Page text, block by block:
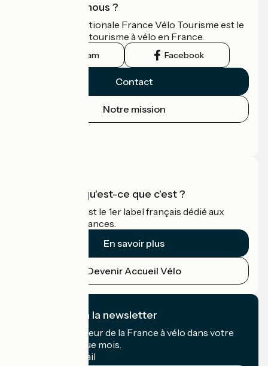
Qui sommes-nous ?
L'association nationale France Vélo Tourisme est le
guide officiel du tourisme à vélo en France.
Instagram Facebook
Contact
Notre mission
Accueil Vélo qu'est-ce que c'est ?
Accueil Vélo c'est le 1er label français dédié aux
cyclistes en vacances.
En savoir plus
Devenir Accueil Vélo
Je m'abonne à la newsletter
Recevez le meilleur de la France à vélo dans votre
boîte mail chaque mois.
Mon adresse mail